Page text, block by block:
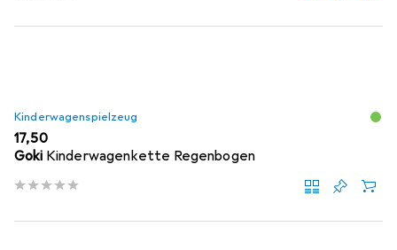
Kinderwagenspielzeug
EUR
17,50
Goki Kinderwagenkette Regenbogen